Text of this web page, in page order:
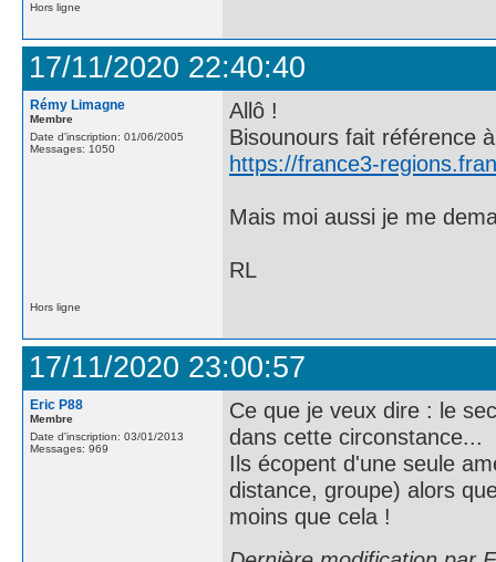
Hors ligne
17/11/2020 22:40:40
Rémy Limagne
Membre
Date d'inscription: 01/06/2005
Messages: 1050
Allô !
Bisounours fait référence
https://france3-
Mais moi aussi je me
RL
Hors ligne
17/11/2020 23:00:57
Eric P88
Membre
Date d'inscription: 03/01/2013
Messages: 969
Ce que je veux dire : le
dans cette circonstance...
Ils écopent d'une seule
distance, groupe) alors
moins que cela !